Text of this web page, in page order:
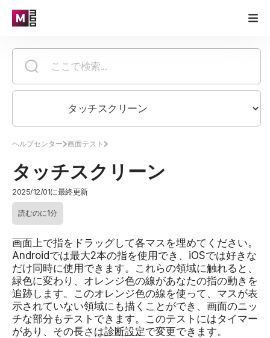
ヘルプセンター 画面テスト
タッチスクリーン
2025/12/01に最終更新
読むのに1分
画面上で指をドラッグして各マスを埋めてください。
Androidでは最大2本の指を使用でき、iOSでは好きな
だけ同時に使用できます。これらの領域に触れると、
緑色に変わり、オレンジ色の線があなたの指の動きを
追跡します。このオレンジ色の線を使って、マスが表
示されていない領域にも描くことができ、画面のニッ
チな部分もテストできます。このテストにはタイマー
があり、その長さは診断設定で変更できます。